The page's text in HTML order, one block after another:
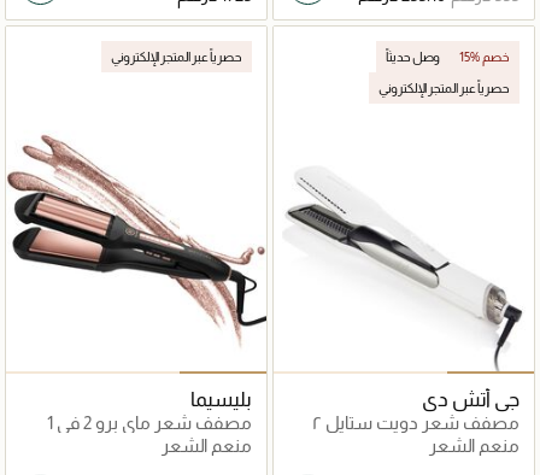
15% خصم وصل حديثاً
حصرياً عبر المتجر الإلكتروني
جي أتش دي
مصفف شعر دويت ستايل ٢
في ١
منعم الشعر
حصرياً عبر المتجر الإلكتروني
بليسيما
مصفف شعر ماي برو 2 في 1
منعم الشعر